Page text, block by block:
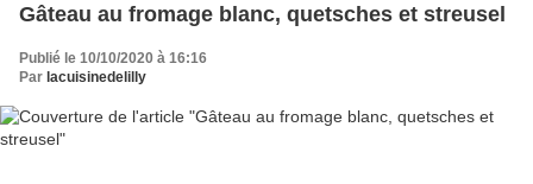
Gâteau au fromage blanc, quetsches et streusel
Publié le 10/10/2020 à 16:16
Par lacuisinedelilly